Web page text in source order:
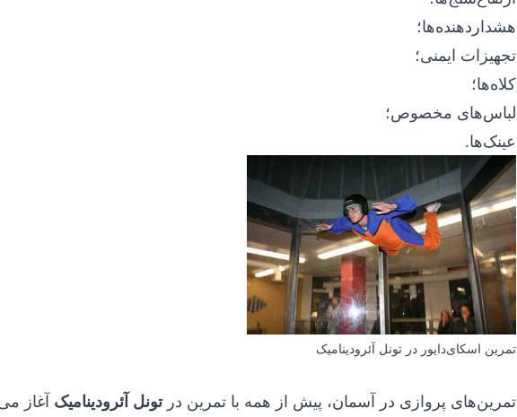
هشداردهنده‌ها؛
تجهیزات ایمنی؛
کلاه‌ها؛
لباس‌های مخصوص؛
عینک‌ها.
تمرین اسکای‌دایور در تونل آئرودینامیک
تمرین‌های پروازی در آسمان، پیش از همه با تمرین درتونل آئرودینامیک آغاز